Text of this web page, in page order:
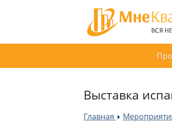
Выставка
Главная »